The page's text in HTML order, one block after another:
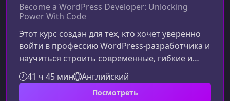
Become a WordPress Developer: Unlocking
Power With Code
Этот курс создан для тех, кто хочет уверенно
войти в профессию WordPress‑разработчика и
научиться строить современные, гибкие и
полностью настраиваемые сайты. Вы
разберётесь в PHP, JavaScript, структуре тем,
работе с WP REST API и создании функционала,
41 ч 45 мин Английский
Посмотреть